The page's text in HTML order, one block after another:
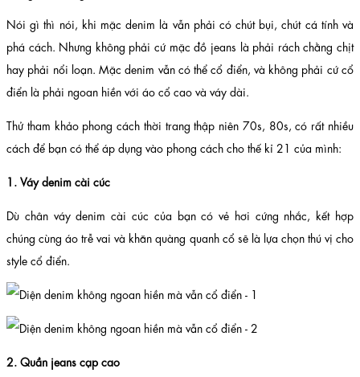
Nói gì thì nói, khi mặc denim là vẫn phải có chút bụi, chút cá tính và
phá cách. Nhưng không phải cứ mặc đồ jeans là phải rách chằng chịt
hay phải nổi loạn. Mặc denim vẫn có thể cổ điển, và không phải cứ cổ
điển là phải ngoan hiền với áo cổ cao và váy dài.
Thử tham khảo phong cách thời trang thập niên 70s, 80s, có rất nhiều
cách để bạn có thể áp dụng vào phong cách cho thế kỉ 21 của mình:
1. Váy denim cài cúc
Dù chân váy denim cài cúc của bạn có vẻ hơi cứng nhắc, kết hợp
chúng cùng áo trễ vai và khăn quàng quanh cổ sẽ là lựa chọn thú vị cho
style cổ điển.
2. Quần jeans cạp cao